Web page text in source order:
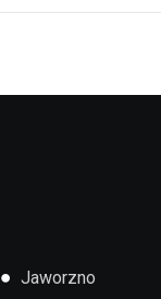
● Jaworzno